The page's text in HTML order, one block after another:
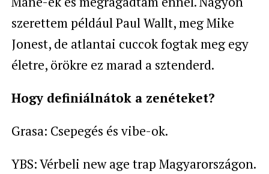
szerettem például Paul Wallt, meg Mike
Jonest, de atlantai cuccok fogtak meg egy
életre, örökre ez marad a sztenderd.
Hogy definiálnátok a zenéteket?
Grasa: Csepegés és vibe-ok.
YBS: Vérbeli new age trap Magyarországon.